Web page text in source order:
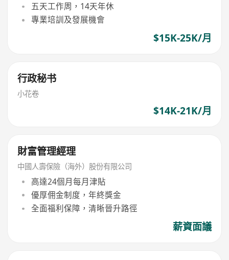
五天工作周，14天年休
專業培訓及發展機會
$15K-25K/月
行政秘书
小花卷
$14K-21K/月
財富管理經理
中國人壽保險（海外）股份有限公司
高達24個月每月津貼
優厚佣金制度，年終獎金
全面福利保障，清晰晉升路徑
薪資面議